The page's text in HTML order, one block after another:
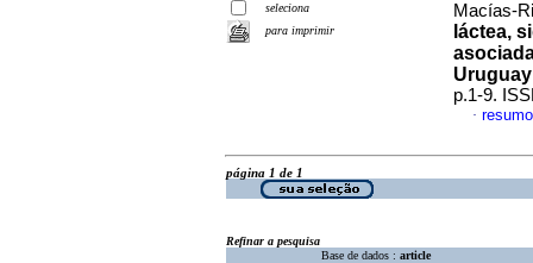
seleciona
para imprimir
Macías-
láctea,
Uruguay
p.1-9.
·
página 1 de 1
Refinar a pesquisa
Base de dados : article